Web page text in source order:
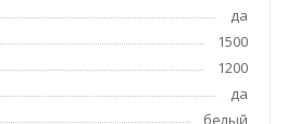
да
1500
1200
да
белый